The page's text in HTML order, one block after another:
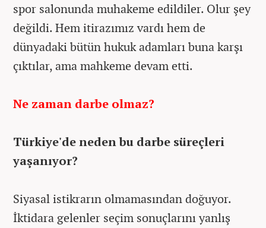
spor salonunda muhakeme edildiler. Olur şey
değildi. Hem itirazımız vardı hem de
dünyadaki bütün hukuk adamları buna karşı
çıktılar, ama mahkeme devam etti.
Ne zaman darbe olmaz?
Türkiye'de neden bu darbe süreçleri
yaşanıyor?
Siyasal istikrarın olmamasından doğuyor.
İktidara gelenler seçim sonuçlarını yanlış